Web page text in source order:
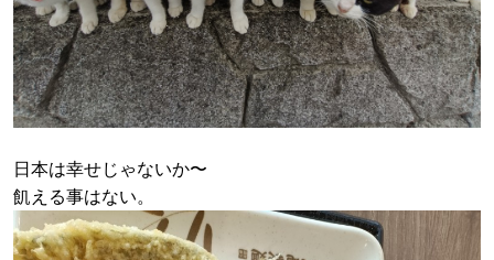
日本は幸せじゃないか〜
飢える事はない。